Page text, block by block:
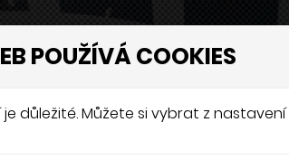
POUŽÍVÁ COOKIES
důležité. Můžete si vybrat z nastavení